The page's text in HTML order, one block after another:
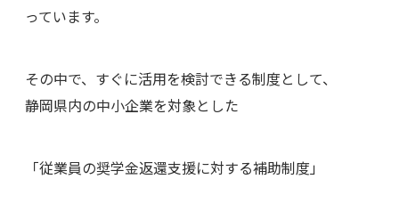
っています。
その中で、すぐに活用を検討できる制度として、
静岡県内の中小企業を対象とした
「従業員の奨学金返還支援に対する補助制度」